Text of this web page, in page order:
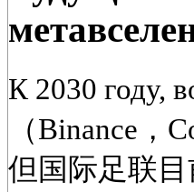
К 2030 году,
（Binance
但国际足联